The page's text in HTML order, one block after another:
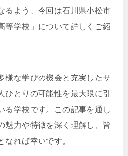
るよう、今回は石川県小松市
等学校」について詳しくご紹
様な学びの機会と充実したサ
ひとりの可能性を最大限に引
る学校です。この記事を通し
魅力や特徴を深く理解し、皆
なれば幸いです。